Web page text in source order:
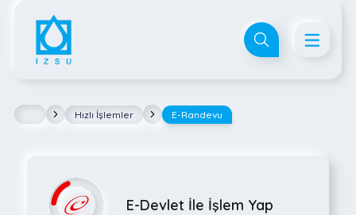
Hızlı İşlemler E-Randevu
E-Devlet İle İşlem Yap